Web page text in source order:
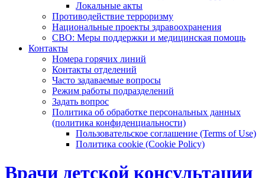
Локальные акты
Противодействие терроризму
Национальные проекты здравоохранения
СВО: Меры поддержки и медицинская помощь
Контакты
Номера горячих линий
Контакты отделений
Часто задаваемые вопросы
Режим работы подразделений
Задать вопрос
Политика об обработке персональных данных
(политика конфиденциальности)
Пользовательское соглашение (Terms of Use)
Политика cookie (Cookie Policy)
Врачи детской консультации